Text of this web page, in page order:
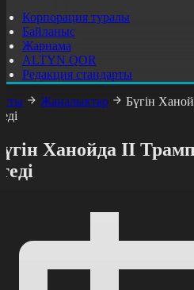
Корпорация туралы
Байланыс
Жарнама
ALTYN QOR
Редакция стандарты
Жаңалықтар
Бүгін
Ханойда ІІ